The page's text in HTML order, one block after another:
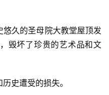
久的圣母院大教堂屋顶发
毁坏了珍贵的艺术品和文
史遭受的损失。